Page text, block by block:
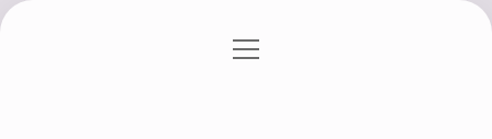
Gizlilik Politikası
menüyü